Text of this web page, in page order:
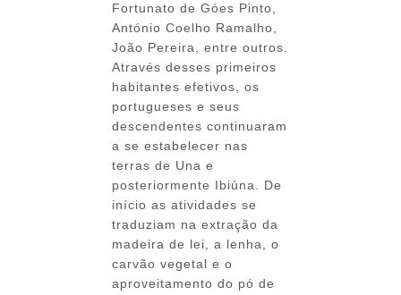
Fortunato de Góes Pinto,
António Coelho Ramalho,
João Pereira, entre outros.
Através desses primeiros
habitantes efetivos, os
portugueses e seus
descendentes continuaram
a se estabelecer nas
terras de Una e
posteriormente Ibiúna. De
início as atividades se
traduziam na extração da
madeira de lei, a lenha, o
carvão vegetal e o
aproveitamento do pó de